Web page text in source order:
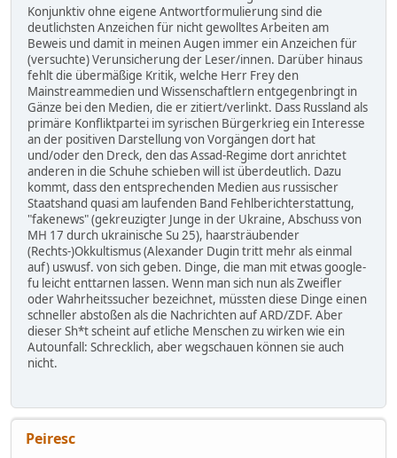
Konjunktiv ohne eigene Antwortformulierung sind die
deutlichsten Anzeichen für nicht gewolltes Arbeiten am
Beweis und damit in meinen Augen immer ein Anzeichen für
(versuchte) Verunsicherung der Leser/innen. Darüber hinaus
fehlt die übermäßige Kritik, welche Herr Frey den
Mainstreammedien und Wissenschaftlern entgegenbringt in
Gänze bei den Medien, die er zitiert/verlinkt. Dass Russland als
primäre Konfliktpartei im syrischen Bürgerkrieg ein Interesse
an der positiven Darstellung von Vorgängen dort hat
und/oder den Dreck, den das Assad-Regime dort anrichtet
anderen in die Schuhe schieben will ist überdeutlich. Dazu
kommt, dass den entsprechenden Medien aus russischer
Staatshand quasi am laufenden Band Fehlberichterstattung,
"fakenews" (gekreuzigter Junge in der Ukraine, Abschuss von
MH 17 durch ukrainische Su 25), haarsträubender
(Rechts-)Okkultismus (Alexander Dugin tritt mehr als einmal
auf) uswusf. von sich geben. Dinge, die man mit etwas google-
fu leicht enttarnen lassen. Wenn man sich nun als Zweifler
oder Wahrheitssucher bezeichnet, müssten diese Dinge einen
schneller abstoßen als die Nachrichten auf ARD/ZDF. Aber
dieser Sh*t scheint auf etliche Menschen zu wirken wie ein
Autounfall: Schrecklich, aber wegschauen können sie auch
nicht.
Peiresc